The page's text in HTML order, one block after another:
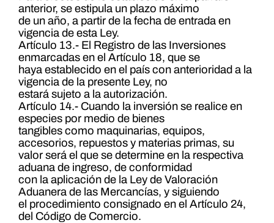
anterior, se estipula un plazo máximo
de un año, a partir de la fecha de entrada en
vigencia de esta Ley.
Artículo 13.- El Registro de las Inversiones
enmarcadas en el Artículo 18, que se
haya establecido en el país con anterioridad a la
vigencia de la presente Ley, no
estará sujeto a la autorización.
Artículo 14.- Cuando la inversión se realice en
especies por medio de bienes
tangibles como maquinarias, equipos,
accesorios, repuestos y materias primas, su
valor será el que se determine en la respectiva
aduana de ingreso, de conformidad
con la aplicación de la Ley de Valoración
Aduanera de las Mercancías, y siguiendo
el procedimiento consignado en el Artículo 24,
del Código de Comercio.